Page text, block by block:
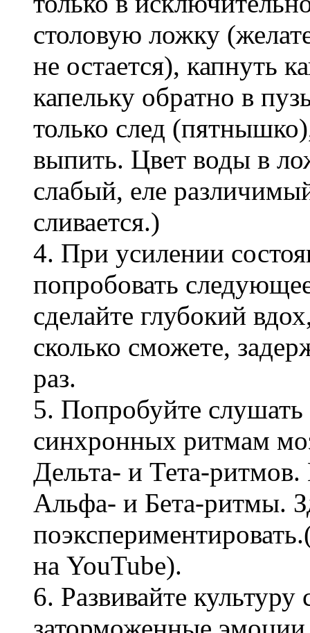
столовую ложку
не остается), капнуть
капельку обратно в
только след
выпить. Цвет воды в
слабый, еле
сливается.)
4. При усилении
попробовать
сделайте глубокий
сколько сможете,
раз.
5. Попробуйте
синхронных ритмам
Дельта- и Тета-
Альфа- и Бета-ритмы.
на YouTube).
6. Развивайте